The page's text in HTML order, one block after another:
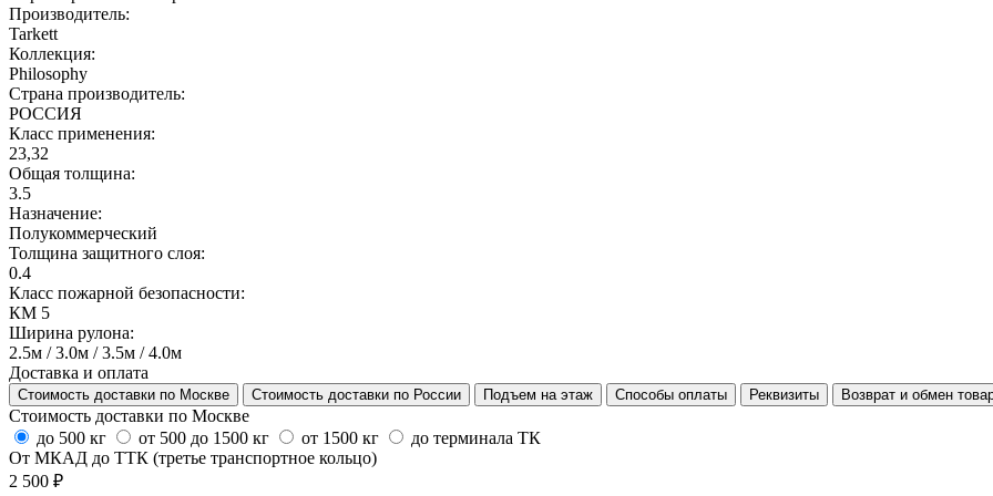
Производитель:
Tarkett
Коллекция:
Philosophy
Страна производитель:
РОССИЯ
Класс применения:
23,32
Общая толщина:
3.5
Назначение:
Полукоммерческий
Толщина защитного слоя:
0.4
Класс пожарной безопасности:
КМ 5
Ширина рулона:
2.5м / 3.0м / 3.5м / 4.0м
Доставка и оплата
Стоимость доставки по Москве Стоимость доставки по России Подъем на этаж Способы оплаты Реквизиты Возврат и обмен
Стоимость доставки по Москве
до 500 кг
от 500 до 1500 кг от 1500 кг
до терминала ТК
От МКАД до ТТК (третье транспортное кольцо)
2 500 ₽